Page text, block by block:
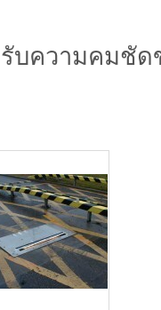
บความคมชั